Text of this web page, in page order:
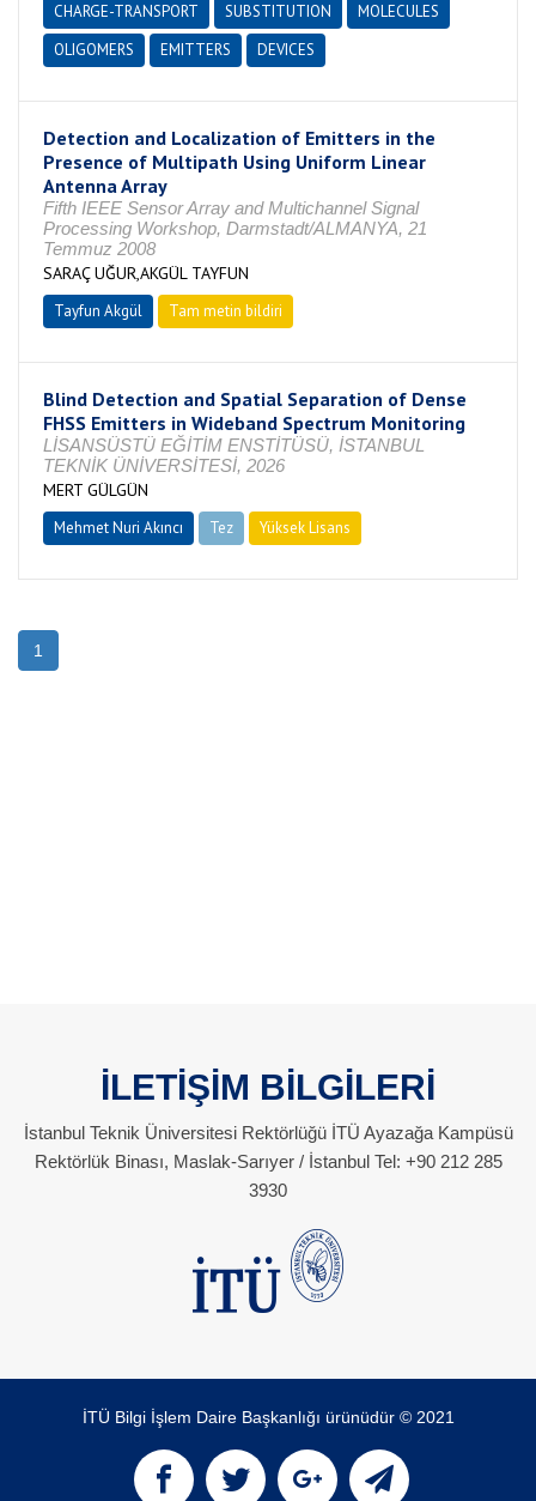
CHARGE-TRANSPORT
SUBSTITUTION
MOLECULES
OLIGOMERS
EMITTERS DEVICES
Detection and Localization of Emitters in the
Presence of Multipath Using Uniform Linear
Antenna Array
Fifth IEEE Sensor Array and Multichannel Signal
Processing Workshop, Darmstadt/ALMANYA, 21
Temmuz 2008
SARAÇ UĞUR,AKGÜL TAYFUN
Tayfun Akgül Tam metin bildiri
Blind Detection and Spatial Separation of Dense
FHSS Emitters in Wideband Spectrum Monitoring
LİSANSÜSTÜ EĞİTİM ENSTİTÜSÜ, İSTANBUL
TEKNİK ÜNİVERSİTESİ, 2026
MERT GÜLGÜN
Mehmet Nuri Akıncı Tez Yüksek Lisans
1
İLETİŞİM BİLGİLERİ
İstanbul Teknik Üniversitesi Rektörlüğü İTÜ Ayazağa Kampüsü
Rektörlük Binası, Maslak-Sarıyer / İstanbul Tel: +90 212 285
3930
İTÜ Bilgi İşlem Daire Başkanlığı ürünüdür © 2021